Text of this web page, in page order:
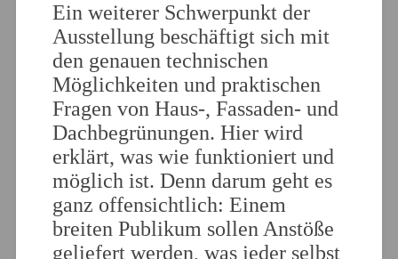
Ein weiterer Schwerpunkt der
Ausstellung beschäftigt sich mit
den genauen technischen
Möglichkeiten und praktischen
Fragen von Haus-, Fassaden- und
Dachbegrünungen. Hier wird
erklärt, was wie funktioniert und
möglich ist. Denn darum geht es
ganz offensichtlich: Einem
breiten Publikum sollen Anstöße
geliefert werden, was jeder selbst